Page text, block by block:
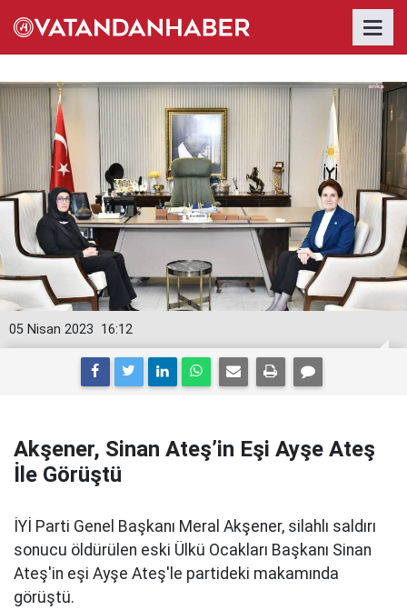
16:12
05 Nisan 2023
Akşener, Sinan Ateş’in Eşi Ayşe Ateş
İle Görüştü
İYİ Parti Genel Başkanı Meral Akşener, silahlı saldırı
sonucu öldürülen eski Ülkü Ocakları Başkanı Sinan
Ateş'in eşi Ayşe Ateş'le partideki makamında
görüştü.